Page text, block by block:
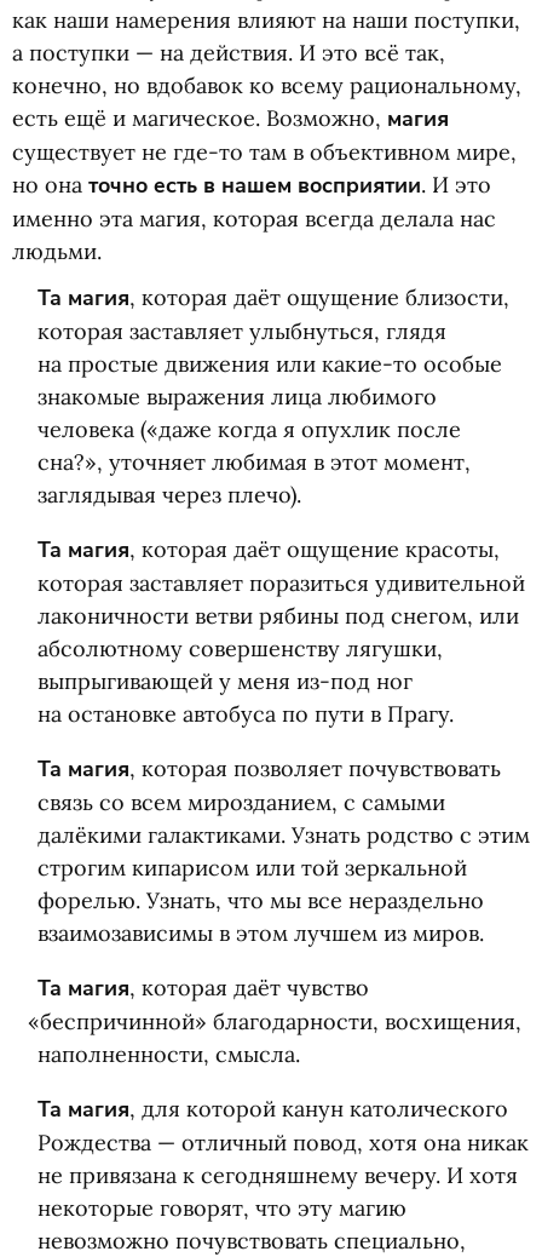
как наши намерения влияют на наши поступки,
а поступки — на действия. И это всё так,
конечно, но вдобавок ко всему рациональному,
есть ещё и магическое. Возможно, магия
существует не где-то там в объективном мире,
но она точно есть в нашем восприятии. И это
именно эта магия, которая всегда делала нас
людьми.
Та магия, которая даёт ощущение близости,
которая заставляет улыбнуться, глядя
на простые движения или какие-то особые
знакомые выражения лица любимого
человека («даже когда я опухлик после
сна?», уточняет любимая в этот момент,
заглядывая через плечо).
Та магия, которая даёт ощущение красоты,
которая заставляет поразиться удивительной
лаконичности ветви рябины под снегом, или
абсолютному совершенству лягушки,
выпрыгивающей у меня из-под ног
на остановке автобуса по пути в Прагу.
Та магия, которая позволяет почувствовать
связь со всем мирозданием, с самыми
далёкими галактиками. Узнать родство с этим
строгим кипарисом или той зеркальной
форелью. Узнать, что мы все нераздельно
взаимозависимы в этом лучшем из миров.
Та магия, которая даёт чувство
«беспричинной» благодарности, восхищения,
наполненности, смысла.
Та магия, для которой канун католического
Рождества — отличный повод, хотя она никак
не привязана к сегодняшнему вечеру. И хотя
некоторые говорят, что эту магию
невозможно почувствовать специально,